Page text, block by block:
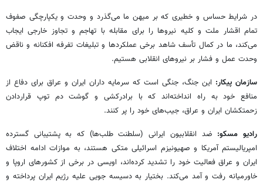
در شرایط حساس و خطیری که بر میهن ما می‌گذرد و وحدت و یکپارچگی صفوف
تمام اقشار ملت و کلیه نیروها را برای مقابله با تهاجم و تجاوز خارجی ایجاب
می‌کند، ما در کمال تأسف شاهد برخی عملکردها و تبلیغات تفرفه افکنانه و ناقض
وحدت عمل و فشار بر نیروهای انقلابی هستیم.
سازمان پیکار: این جنگ، جنگی است که سرمایه داران ایران و عراق برای دفاع از
منافع خود به راه انداخته‌اند که با برادرکشی و گوشت دم توپ قراردادن
زحمتکشان ایران و عراق، جیب‌های خود را پر کنند.
رادیو مسکو: ضد انقلابیون ایرانی (سلطنت طلب‌ها) که به پشتیبانی گسترده
امپریالیستم آمریکا و صهیونیزم اسرائیلی متکی هستند، به موازات ادامه اختلاف
ایران و عراق فعالیت خود را تشدید کرده‌اند، اویسی در برخی از کشورهای اروپا و
خاورمیانه رفت و آمد می‌کند. بختیار به دسیسه جویی علیه رژیم ایران پرداخته و